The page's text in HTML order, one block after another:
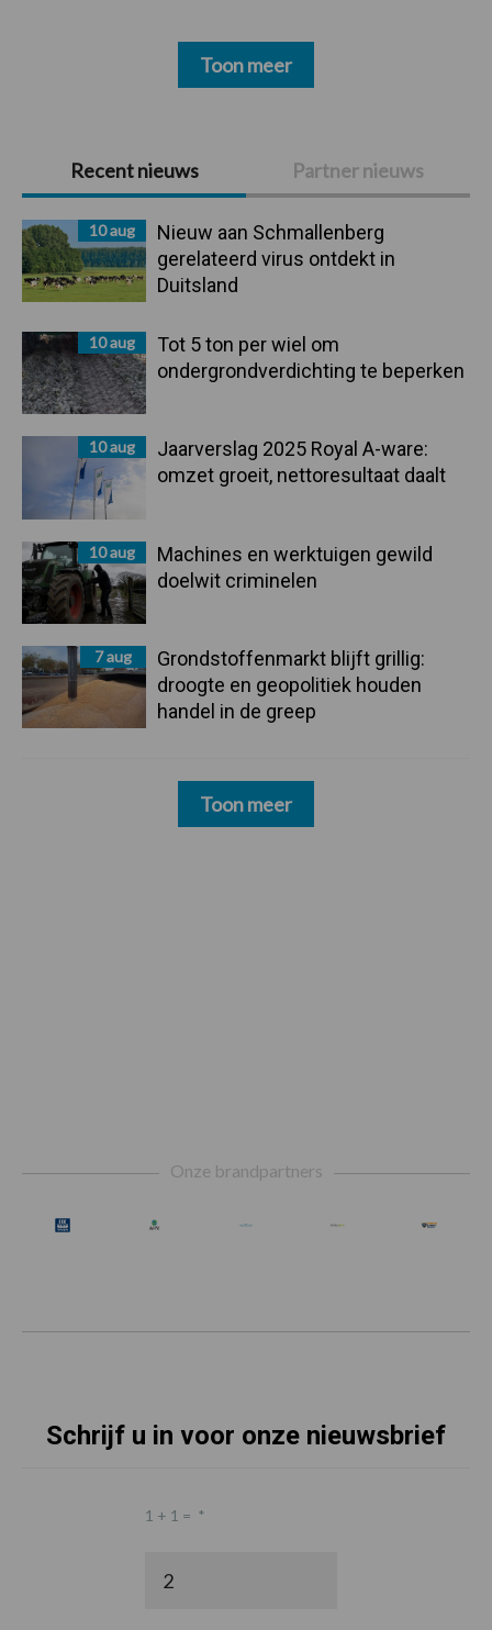
Primaire
Sidebar
Recent nieuws Partner nieuws
10 aug
Nieuw aan Schmallenberg
gerelateerd virus ontdekt in
Duitsland
10 aug
Tot 5 ton per wiel om
ondergrondverdichting te beperken
10 aug
Jaarverslag 2025 Royal A-ware:
omzet groeit, nettoresultaat daalt
10 aug
Machines en werktuigen gewild
doelwit criminelen
7 aug
Grondstoffenmarkt blijft grillig:
droogte en geopolitiek houden
handel in de greep
Toon meer
Toon meer
Onze brandpartners
Schrijf u in voor onze nieuwsbrief
1 + 1 = *